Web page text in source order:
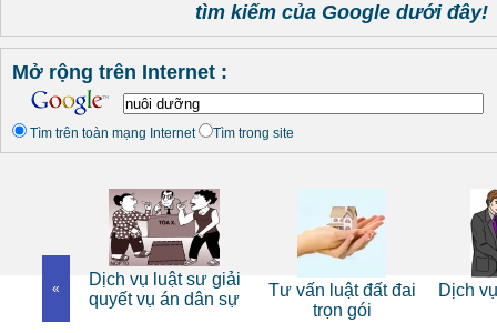
tìm kiếm của Google dưới đây!
Mở rộng trên Internet :
Tìm trên toàn mạng Internet Tìm trong site
«
sư bào
Dịch vụ luật sư giải
quyết vụ án dân sự
Tư vấn luật đất đai
trọn gói
Dịch